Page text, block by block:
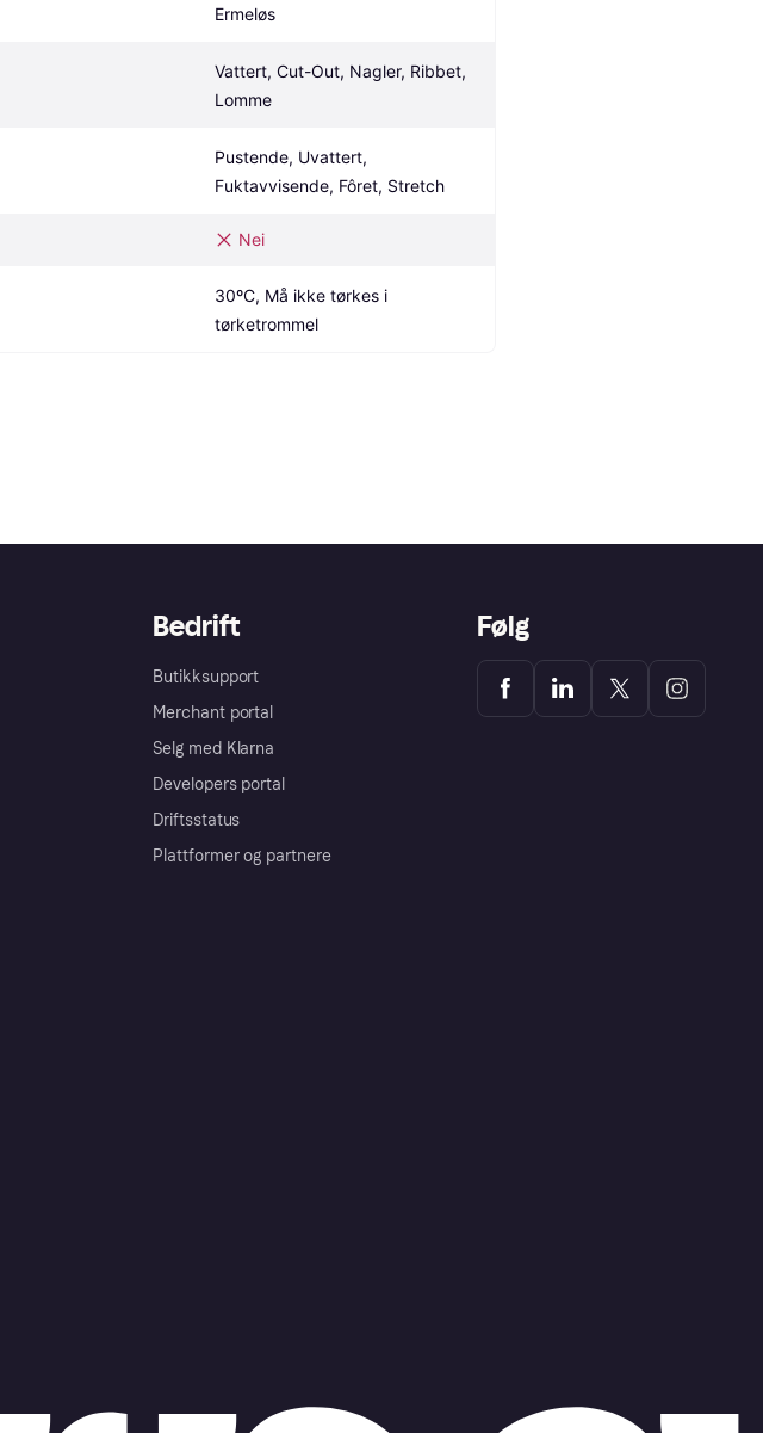
Ermeløs
Vattert, Cut-Out, Nagler, Ribbet,
Lomme
Pustende, Uvattert,
Fuktavvisende, Fôret, Stretch
Nei
30ºC, Må ikke tørkes i
tørketrommel
Bedrift
Butikksupport
Merchant portal
Selg med Klarna
Developers portal
Driftsstatus
Plattformer og partnere
Følg